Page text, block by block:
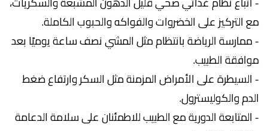
مع التركيز على الخضروات والفواكه والحبوب الكاملة.
- ممارسة الرياضة بانتظام مثل المشي نصف ساعة يوميًا بعد
موافقة الطبيب.
- السيطرة على الأمراض المزمنة مثل السكر وارتفاع ضغط
الدم والكوليسترول.
- المتابعة الدورية مع الطبيب للاطمئنان على سلامة الدعامة